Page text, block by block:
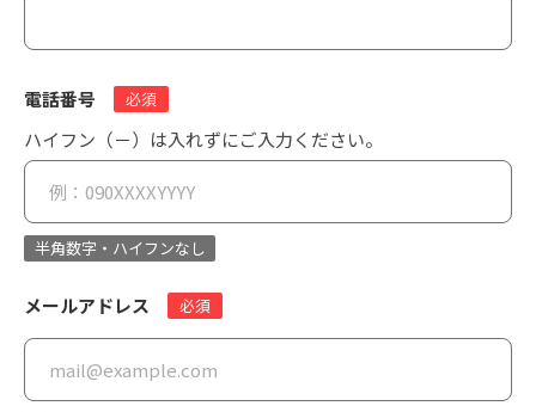
電話番号 必須
ハイフン（－）は入れずにご入力ください。
半角数字・ハイフンなし
メールアドレス 必須